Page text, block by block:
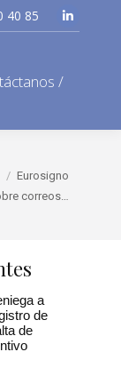
40 85
/
Eurosigno
correos…
a
de
de